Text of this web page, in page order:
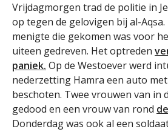
Vrijdagmorgen trad de politie in
op tegen de gelovigen bij al-
menigte die gekomen was voor
uiteen gedreven. Het optreden
paniek. Op de Westoever werd
nederzetting Hamra een auto
beschoten. Twee vrouwen van in
gedood en een vrouw van rond
Donderdag was ook al een